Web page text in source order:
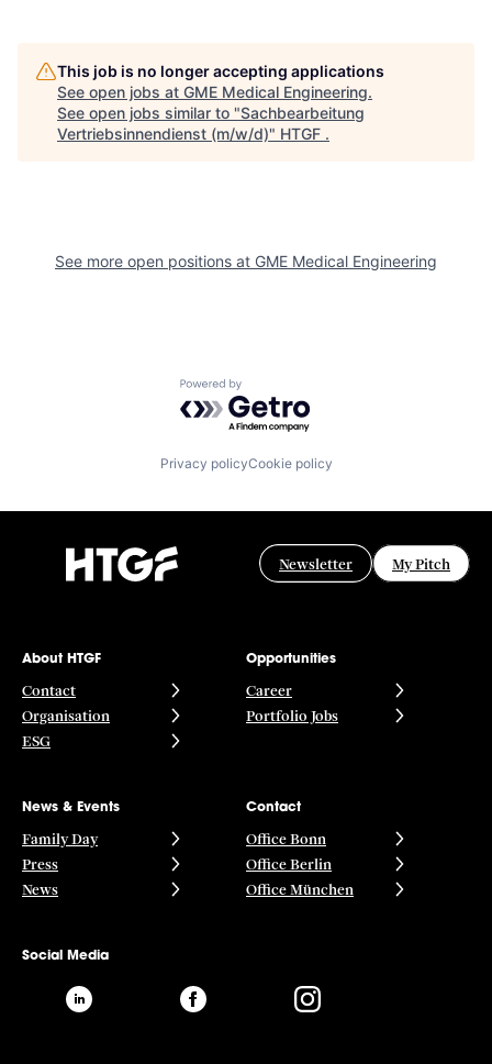
This job is no longer accepting applications
See open jobs at GME Medical Engineering.
See open jobs similar to "Sachbearbeitung
Vertriebsinnendienst (m/w/d)" HTGF .
See more open positions at GME Medical Engineering
Powered by Getro.com
Privacy policyCookie policy
Newsletter My Pitch
About HTGF
Contact
Organisation
ESG
Opportunities
Career
Portfolio Jobs
News & Events
Family Day
Press
News
Contact
Office Bonn
Office Berlin
Office München
Social Media